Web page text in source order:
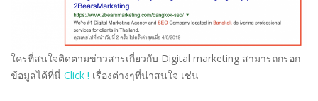
ใครที่สนใจติดตามข่าวสารเกี่ยวกับ Digital marketing สามารถกรอก
ข้อมูลได้ที่นี่ Click ! เรื่องต่างๆที่น่าสนใจ เช่น